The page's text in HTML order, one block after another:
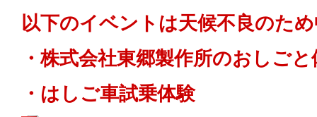
以下のイベントは天候不良のた
・株式会社東郷製作所のおしご
・はしご車試乗体験